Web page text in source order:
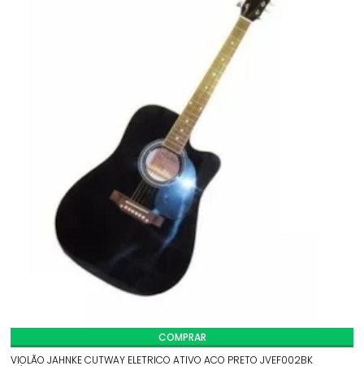
VIOLÃO JAHNKE CUTWAY ELETRICO ATIVO ACO PRETO JVEF002BK
COMPRAR